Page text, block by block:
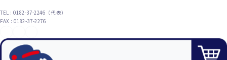
TEL : 0182-37-2246（代表）
FAX : 0182-37-2276